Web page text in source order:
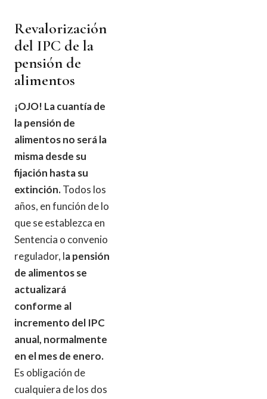
Revalorización
del IPC de la
pensión de
alimentos
¡OJO! La cuantía de
la pensión de
alimentos no será la
misma desde su
fijación hasta su
extinción.Todos los
años, en función de lo
que se establezca en
Sentencia o convenio
regulador, la pensión
de alimentos se
actualizará
conforme al
incremento del IPC
anual, normalmente
en el mes de enero.
Es obligación de
cualquiera de los dos